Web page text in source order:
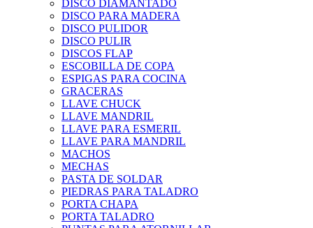
DISCO DIAMANTADO
DISCO PARA MADERA
DISCO PULIDOR
DISCO PULIR
DISCOS FLAP
ESCOBILLA DE COPA
ESPIGAS PARA COCINA
GRACERAS
LLAVE CHUCK
LLAVE MANDRIL
LLAVE PARA ESMERIL
LLAVE PARA MANDRIL
MACHOS
MECHAS
PASTA DE SOLDAR
PIEDRAS PARA TALADRO
PORTA CHAPA
PORTA TALADRO